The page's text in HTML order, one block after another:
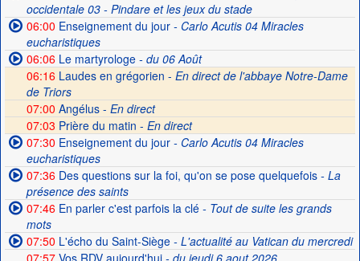
occidentale 03 - Pindare et les jeux du stade
06:00 Enseignement du jour- Carlo Acutis 04 Miracles
eucharistiques
06:06Le martyrologe- du 06 Août
06:16 Laudes en grégorien - En direct de l'abbaye Notre-Dame
de Triors
07:00 Angélus - En direct
07:03 Prière du matin - En direct
07:30 Enseignement du jour- Carlo Acutis 04 Miracles
eucharistiques
07:36Des questions sur la foi, qu'on se pose quelquefois- La
présence des saints
07:46En parler c'est parfois la clé- Tout de suite les grands
mots
07:50 L'écho du Saint-Siège- L'actualité au Vatican du mercredi
07:57Vos RDV aujourd'hui- du jeudi 6 aout 2026